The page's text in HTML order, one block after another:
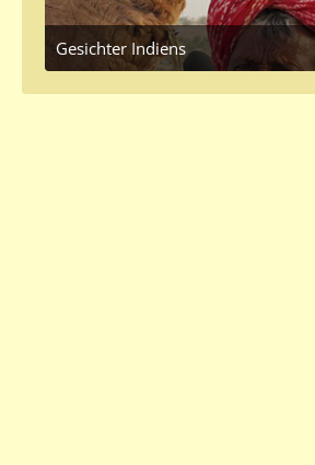
Gesichter Indiens
June 7, 2016 at 10:14 AM
2